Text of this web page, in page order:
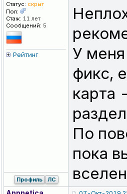
Статус: скрыт
Пол:
Стаж: 11 лет
Сообщений: 5
Рейтинг
У
фикс,
карта
По
пока
Профиль ЛС